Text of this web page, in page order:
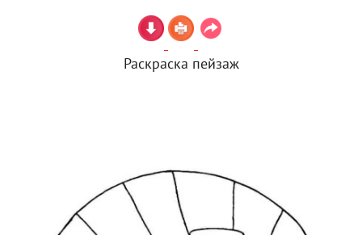
Раскраска пейзаж